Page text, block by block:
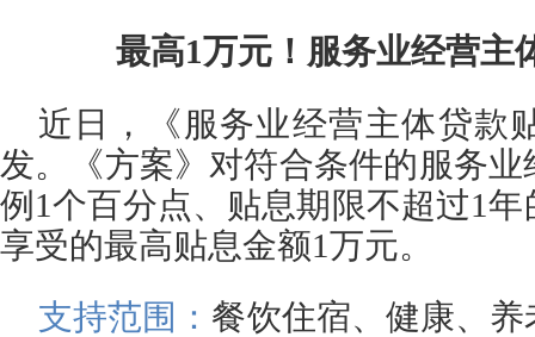
最高1万元！ 服务业经营主
近日，《服务业经营主体贷款
发。《方案》对符合条件的服务
例1个百分点、贴息期限不超过1
享受的最高贴息金额1万元。
支持范围： 餐饮住宿、健康、